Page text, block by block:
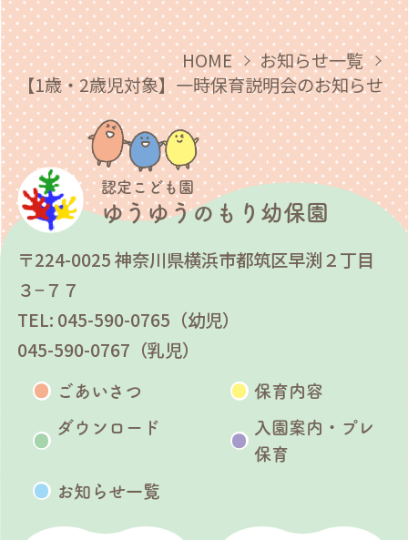
HOME
お知らせ一覧
【1歳・2歳児対象】一時保育説明会のお知らせ
認定こども園
ゆうゆうのもり幼保園
〒224-0025 神奈川県横浜市都筑区早渕２丁目
３−７７
TEL: 045-590-0765（幼児）
045-590-0767（乳児）
ごあいさつ 保育内容
ダウンロード
入園案内・プレ
保育
お知らせ一覧